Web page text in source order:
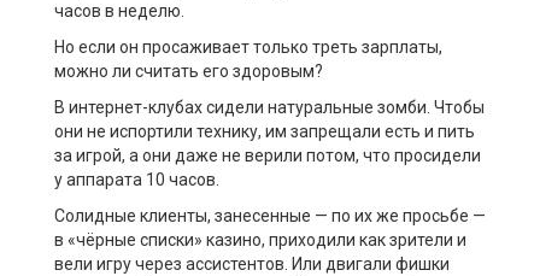
часов в неделю.
Но если он просаживает только треть зарплаты,
можно ли считать его здоровым?
В интернет-клубах сидели натуральные зомби. Чтобы
они не испортили технику, им запрещали есть и пить
за игрой, а они даже не верили потом, что просидели
у аппарата 10 часов.
Солидные клиенты, занесенные — по их же просьбе —
в «чёрные списки» казино, приходили как зрители и
вели игру через ассистентов. Или двигали фишки